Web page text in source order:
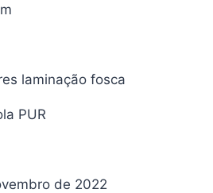
laminação fosca
PUR
de 2022